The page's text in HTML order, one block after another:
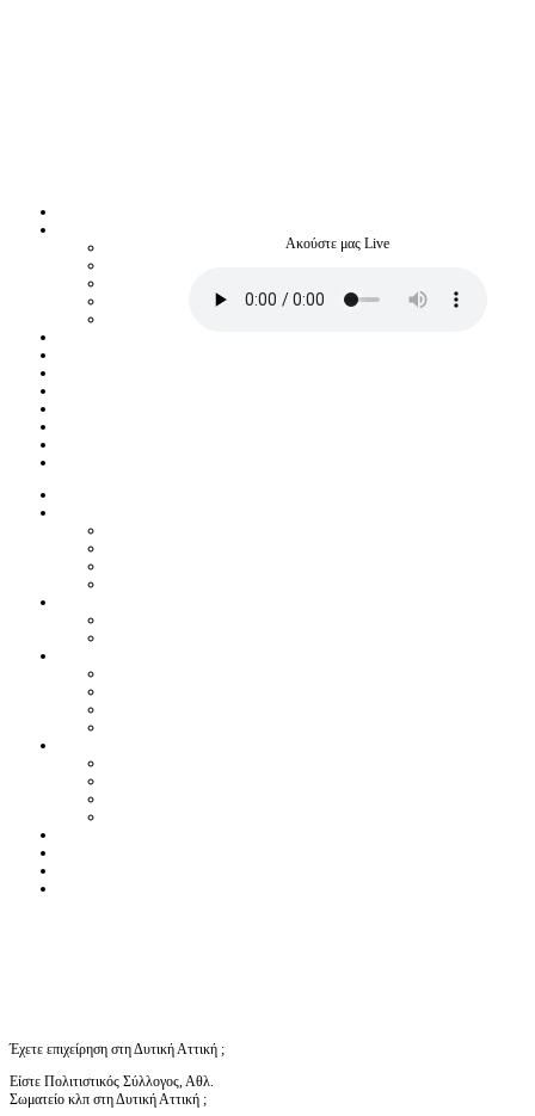
Ακούστε μας Live
Έχετε επιχείρηση στη Δυτική Αττική ;
Είστε Πολιτιστικός Σύλλογος, Αθλ.
Σωματείο κλπ στη Δυτική Αττική ;